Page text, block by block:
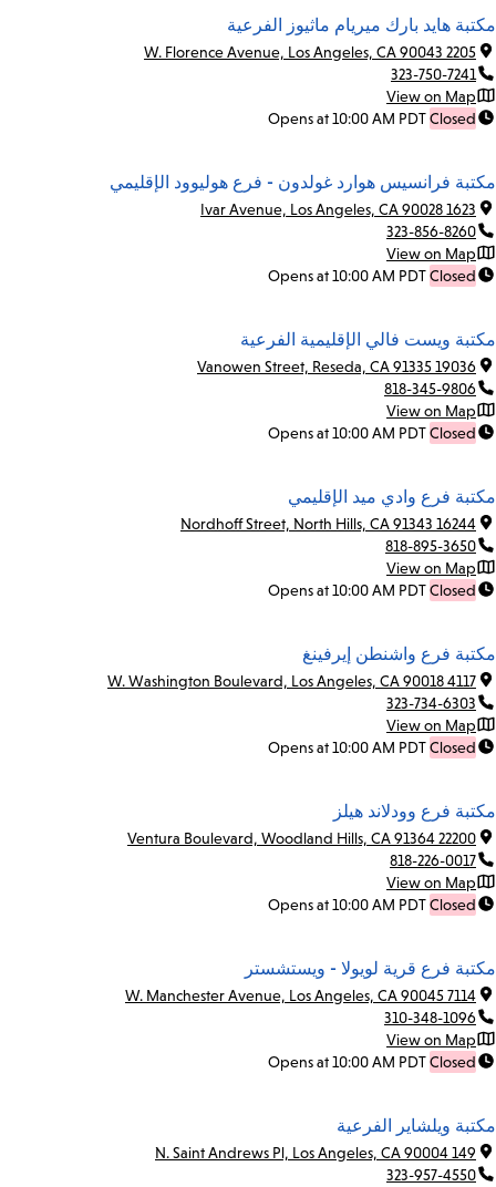
مكتبة هايد بارك ميريام ماثيوز الفرعية
2205 W. Florence Avenue, Los Angeles, CA 90043
323-750-7241
View on Map
Closed
Opens at 10:00 AM PDT
مكتبة فرانسيس هوارد غولدون - فرع هوليوود الإقليمي
1623 Ivar Avenue, Los Angeles, CA 90028
323-856-8260
View on Map
Closed
Opens at 10:00 AM PDT
مكتبة ويست فالي الإقليمية الفرعية
19036 Vanowen Street, Reseda, CA 91335
818-345-9806
View on Map
Closed
Opens at 10:00 AM PDT
مكتبة فرع وادي ميد الإقليمي
16244 Nordhoff Street, North Hills, CA 91343
818-895-3650
View on Map
Closed
Opens at 10:00 AM PDT
مكتبة فرع واشنطن إيرفينغ
4117 W. Washington Boulevard, Los Angeles, CA 90018
323-734-6303
View on Map
Closed
Opens at 10:00 AM PDT
مكتبة فرع وودلاند هيلز
22200 Ventura Boulevard, Woodland Hills, CA 91364
818-226-0017
View on Map
Closed
Opens at 10:00 AM PDT
مكتبة فرع قرية لويولا - ويستشستر
7114 W. Manchester Avenue, Los Angeles, CA 90045
310-348-1096
View on Map
Closed
Opens at 10:00 AM PDT
مكتبة ويلشاير الفرعية
149 N. Saint Andrews Pl, Los Angeles, CA 90004
323-957-4550